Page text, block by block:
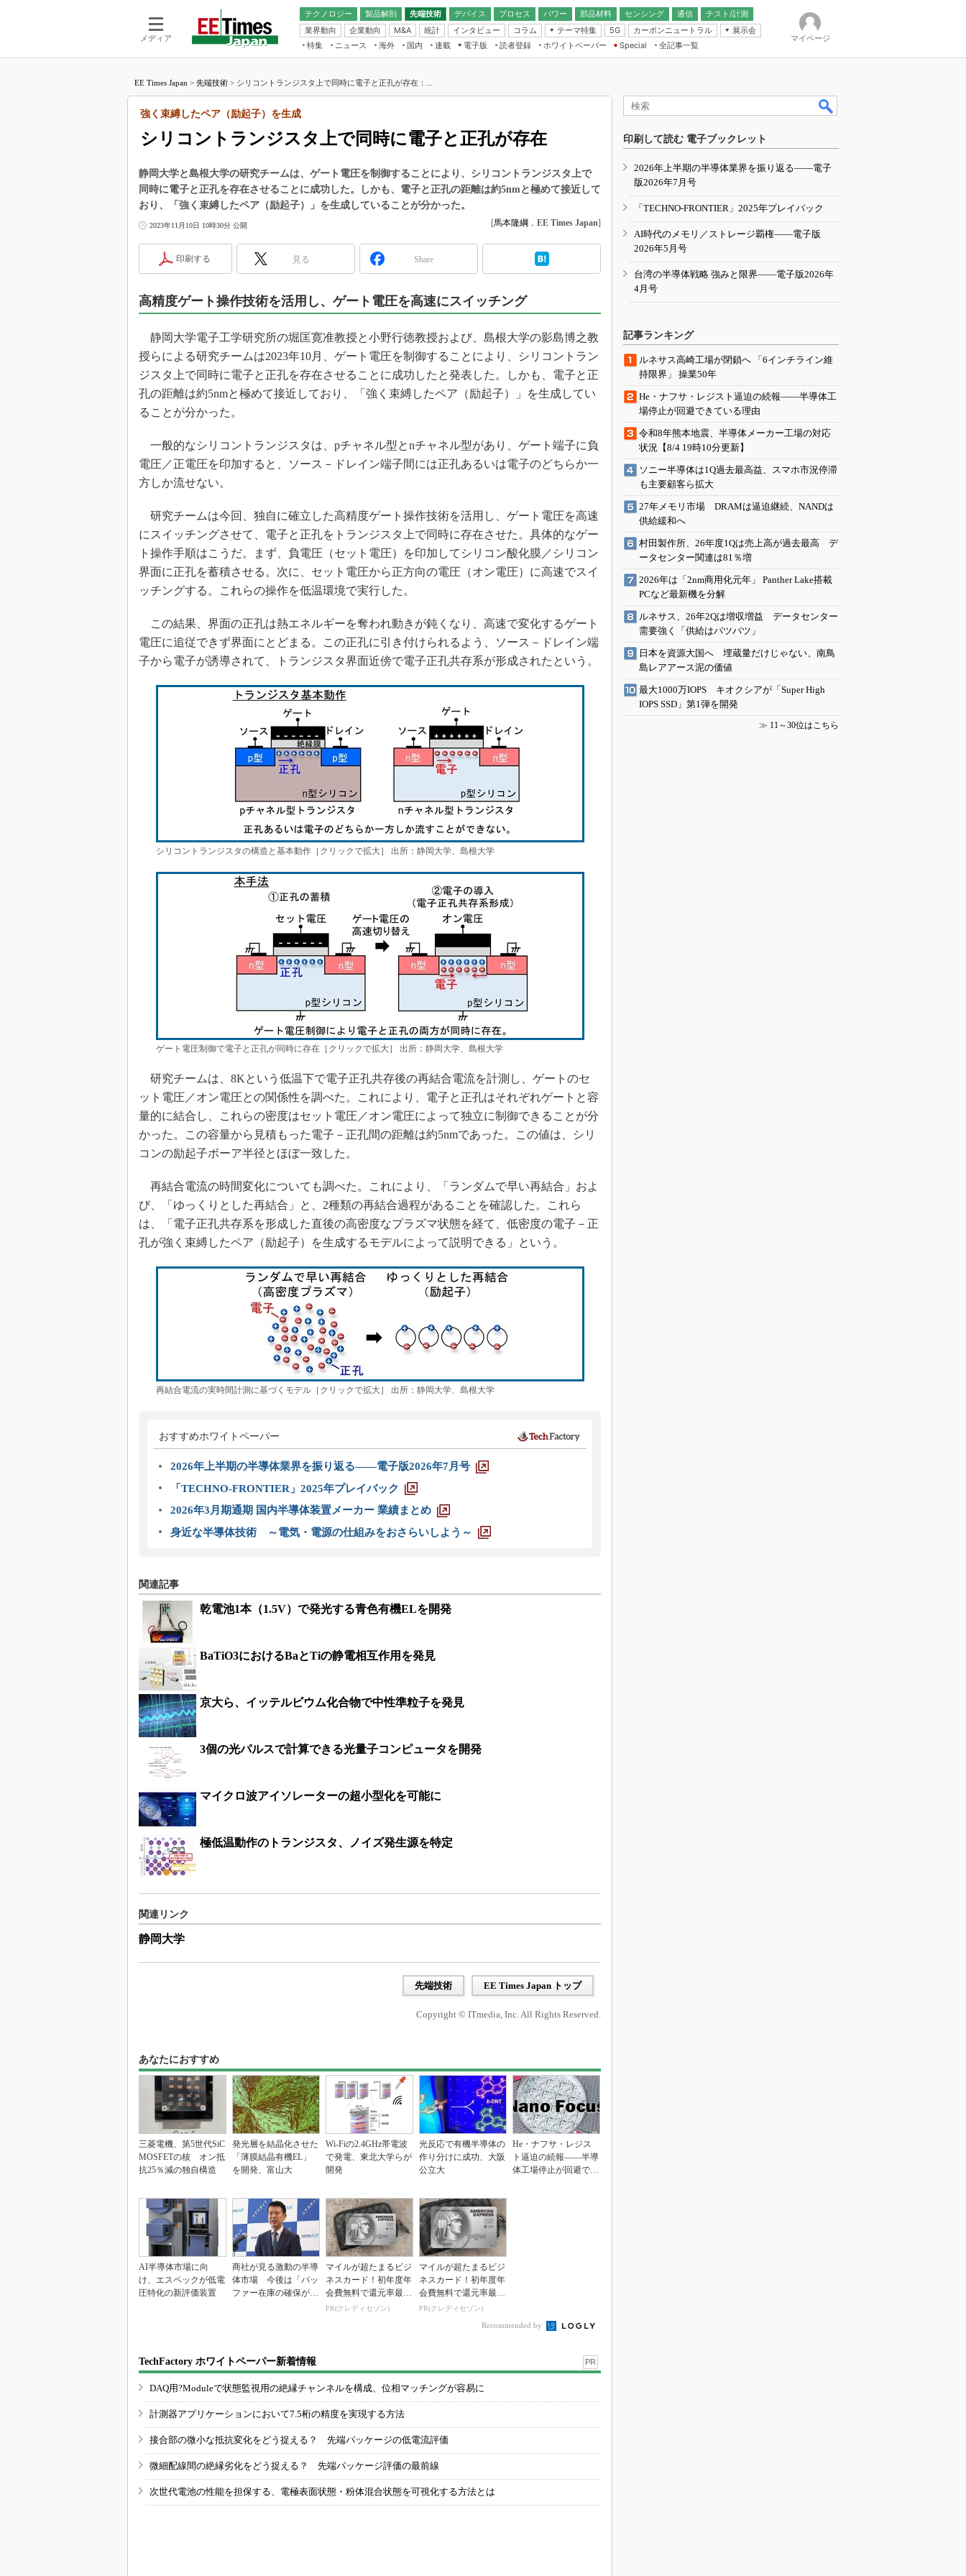
メディア
テクノロジー 製品解剖
先端技術
電池／エネルギー
デバイス
アナログ
マイコン
プロセス パワー 部品材料 センシング
通信
無線
テスト/計測
業界動向
企業動向 M&A 統計 インタビュー コラム
テーマ特集
フィジカルAI
読者調査（EE Times Research）
IoT
電源設計（EDN Japan）
エレクトロニクス入門（EDN
5G カーボンニュートラル
展示会
IoT・エッジコンピューティング
EXPO
TECHNO-FRONTIER
人とくるま展
特集 ニュース 海外 国内
連載
福田昭のデバイス通信
湯之上隆のナノフォーカス
大山聡の業界スコープ
リタイア直前エンジニアの社会人大
学漂流記
この10年で起こったこと、次の10年
製品分解で探るアジアの新トレンド
“異端児エンジニア”が仕掛けた社内
改革、執念の180日
イノベーションは日本を救うのか
「英語に愛されないエンジニア」の
ための新行動論
電子版
電子ブックレット
読者登録 ホワイトペーパー
Special
全記事一覧
マイページ
EE Times Japan > 先端技術 > シリコントランジスタ上で同時に電子と正孔が存在：...
シリコントランジスタ上で同時に電子と正孔が存在
強く束縛したペア（励起子）を生成
静岡大学と島根大学の研究チームは、ゲート電圧を制御することにより、シリコントランジスタ上で
同時に電子と正孔を存在させることに成功した。しかも、電子と正孔の距離は約5nmと極めて接近して
おり、「強く束縛したペア（励起子）」を生成していることが分かった。
2023年11月10日 10時30分 公開 [馬本隆綱 ， EE Times Japan]
印刷する 見る Share
高精度ゲート操作技術を活用し、ゲート電圧を高速にスイッチング
静岡大学電子工学研究所の堀匡寛准教授と小野行徳教授および、島根大学の影島博之教
授らによる研究チームは2023年10月、ゲート電圧を制御することにより、シリコントラン
ジスタ上で同時に電子と正孔を存在させることに成功したと発表した。しかも、電子と正
孔の距離は約5nmと極めて接近しており、「強く束縛したペア（励起子）」を生成してい
ることが分かった。
一般的なシリコントランジスタは、pチャネル型とnチャネル型があり、ゲート端子に負
電圧／正電圧を印加すると、ソース－ドレイン端子間には正孔あるいは電子のどちらか一
方しか流せない。
研究チームは今回、独自に確立した高精度ゲート操作技術を活用し、ゲート電圧を高速
にスイッチングさせて、電子と正孔をトランジスタ上で同時に存在させた。具体的なゲー
ト操作手順はこうだ。まず、負電圧（セット電圧）を印加してシリコン酸化膜／シリコン
界面に正孔を蓄積させる。次に、セット電圧から正方向の電圧（オン電圧）に高速でスイ
ッチングする。これらの操作を低温環境で実行した。
この結果、界面の正孔は熱エネルギーを奪われ動きが鈍くなり、高速で変化するゲート
電圧に追従できず界面にとどまる。この正孔に引き付けられるよう、ソース－ドレイン端
子から電子が誘導されて、トランジスタ界面近傍で電子正孔共存系が形成されたという。
シリコントランジスタの構造と基本動作［クリックで拡大］ 出所：静岡大学、島根大学
ゲート電圧制御で電子と正孔が同時に存在［クリックで拡大］ 出所：静岡大学、島根大学
研究チームは、8Kという低温下で電子正孔共存後の再結合電流を計測し、ゲートのセ
ット電圧／オン電圧との関係性を調べた。これにより、電子と正孔はそれぞれゲートと容
量的に結合し、これらの密度はセット電圧／オン電圧によって独立に制御できることが分
かった。この容量から見積もった電子－正孔間の距離は約5nmであった。この値は、シリ
コンの励起子ボーア半径とほぼ一致した。
再結合電流の時間変化についても調べた。これにより、「ランダムで早い再結合」およ
び、「ゆっくりとした再結合」と、2種類の再結合過程があることを確認した。これら
は、「電子正孔共存系を形成した直後の高密度なプラズマ状態を経て、低密度の電子－正
孔が強く束縛したペア（励起子）を生成するモデルによって説明できる」という。
再結合電流の実時間計測に基づくモデル［クリックで拡大］ 出所：静岡大学、島根大学
おすすめホワイトペーパー
2026年上半期の半導体業界を振り返る――電子版2026年7月号
「TECHNO-FRONTIER」2025年プレイバック
2026年3月期通期 国内半導体装置メーカー 業績まとめ
身近な半導体技術 ～電気・電源の仕組みをおさらいしよう～
関連記事
乾電池1本（1.5V）で発光する青色有機ELを開発
BaTiO3におけるBaとTiの静電相互作用を発見
京大ら、イッテルビウム化合物で中性準粒子を発見
3個の光パルスで計算できる光量子コンピュータを開発
マイクロ波アイソレーターの超小型化を可能に
極低温動作のトランジスタ、ノイズ発生源を特定
関連リンク
静岡大学
先端技術 EE Times Japan トップ
Copyright © ITmedia, Inc. All Rights Reserved.
あなたにおすすめ
三菱電機、第5世代SiC
MOSFETの核 オン抵
抗25％減の独自構造
発光層を結晶化させた
「薄膜結晶有機EL」
を開発、富山大
Wi-Fiの2.4GHz帯電波
で発電、東北大学らが
開発
光反応で有機半導体の
作り分けに成功、大阪
公立大
He・ナフサ・レジス
ト逼迫の続報――半導
体工場停止が回避でき
AI半導体市場に向
け、エスペックが低電
圧特化の新評価装置
商社が見る激動の半導
体市場 今後は「バッ
ファー在庫の確保が重
マイルが超たまるビジ
ネスカード！初年度年
会費無料で還元率最大
1.125%
PR(クレディセゾン)
マイルが超たまるビジ
ネスカード！初年度年
会費無料で還元率最大
1.125%
PR(クレディセゾン)
Recommended by
TechFactory ホワイトペーパー新着情報 PR
DAQ用?Moduleで状態監視用の絶縁チャンネルを構成、位相マッチングが容易に
計測器アプリケーションにおいて7.5桁の精度を実現する方法
接合部の微小な抵抗変化をどう捉える？ 先端パッケージの低電流評価
微細配線間の絶縁劣化をどう捉える？ 先端パッケージ評価の最前線
次世代電池の性能を担保する、電極表面状態・粉体混合状態を可視化する方法とは
印刷して読む 電子ブックレット
2026年上半期の半導体業界を振り返る――電子
版2026年7月号
「TECHNO-FRONTIER」2025年プレイバック
AI時代のメモリ／ストレージ覇権――電子版
2026年5月号
台湾の半導体戦略 強みと限界――電子版2026年
4月号
記事ランキング
ルネサス高崎工場が閉鎖へ 「6インチライン維
持限界」 操業50年
He・ナフサ・レジスト逼迫の続報――半導体工
場停止が回避できている理由
令和8年熊本地震、半導体メーカー工場の対応
状況【8/4 19時10分更新】
ソニー半導体は1Q過去最高益、スマホ市況停滞
も主要顧客ら拡大
27年メモリ市場 DRAMは逼迫継続、NANDは
供給緩和へ
村田製作所、26年度1Qは売上高が過去最高 デ
ータセンター関連は81％増
2026年は「2nm商用化元年」 Panther Lake搭載
PCなど最新機を分解
ルネサス、26年2Qは増収増益 データセンター
需要強く「供給はパツパツ」
日本を資源大国へ 埋蔵量だけじゃない、南鳥
島レアアース泥の価値
最大1000万IOPS キオクシアが「Super High
IOPS SSD」第1弾を開発
≫ 11～30位はこちら